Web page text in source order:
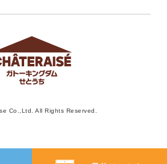
Co.,Ltd. All Rights Reserved.